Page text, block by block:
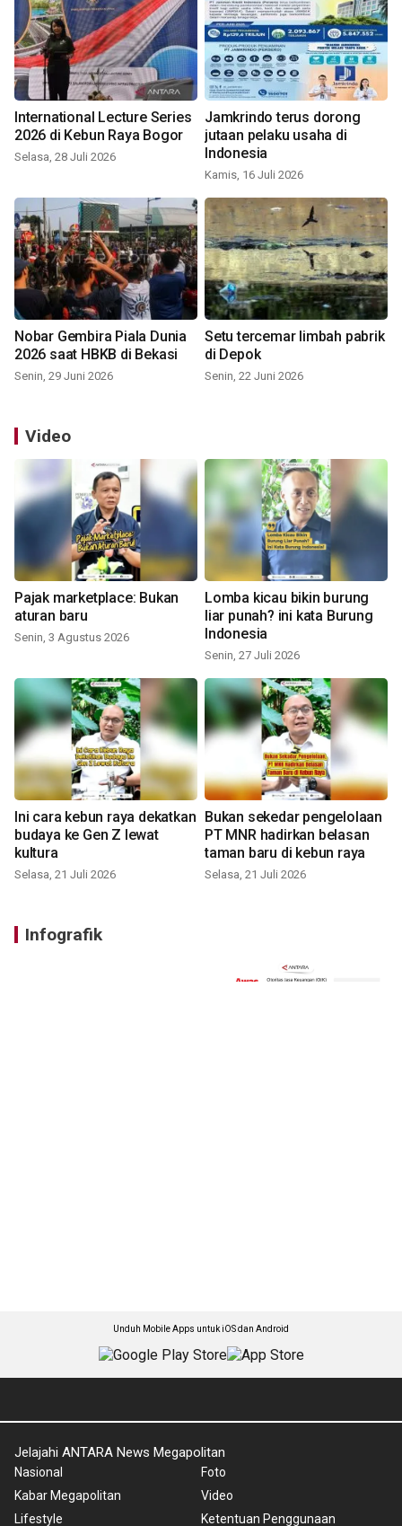
International Lecture Series
2026 di Kebun Raya Bogor
Selasa, 28 Juli 2026
Jamkrindo terus dorong
jutaan pelaku usaha di
Indonesia
Kamis, 16 Juli 2026
Nobar Gembira Piala Dunia
2026 saat HBKB di Bekasi
Senin, 29 Juni 2026
Setu tercemar limbah pabrik
di Depok
Senin, 22 Juni 2026
Video
Pajak marketplace: Bukan
aturan baru
Senin, 3 Agustus 2026
Lomba kicau bikin burung
liar punah? ini kata Burung
Indonesia
Senin, 27 Juli 2026
Ini cara kebun raya dekatkan
budaya ke Gen Z lewat
kultura
Selasa, 21 Juli 2026
Bukan sekedar pengelolaan
PT MNR hadirkan belasan
taman baru di kebun raya
Selasa, 21 Juli 2026
Infografik
Unduh Mobile Apps untuk iOS dan Android
Jelajahi ANTARA News Megapolitan
Nasional
Kabar Megapolitan
Lifestyle
Foto
Video
Ketentuan Penggunaan